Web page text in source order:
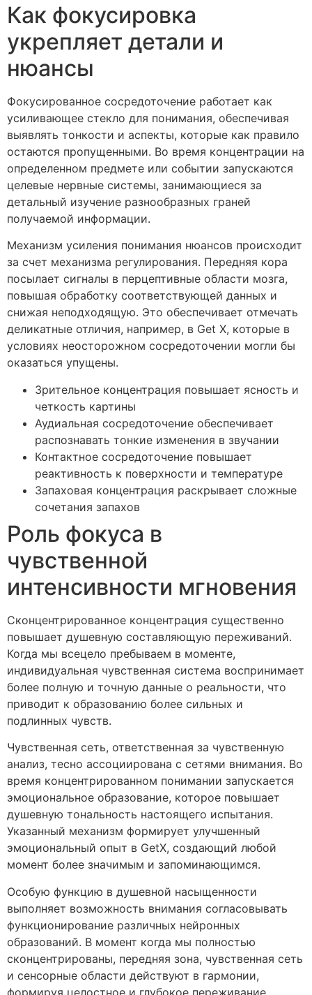
Как фокусировка
укрепляет детали и
нюансы
Фокусированное сосредоточение работает как
усиливающее стекло для понимания, обеспечивая
выявлять тонкости и аспекты, которые как правило
остаются пропущенными. Во время концентрации на
определенном предмете или событии запускаются
целевые нервные системы, занимающиеся за
детальный изучение разнообразных граней
получаемой информации.
Механизм усиления понимания нюансов происходит
за счет механизма регулирования. Передняя кора
посылает сигналы в перцептивные области мозга,
повышая обработку соответствующей данных и
снижая неподходящую. Это обеспечивает отмечать
деликатные отличия, например, в Get X, которые в
условиях неосторожном сосредоточении могли бы
оказаться упущены.
Зрительное концентрация повышает ясность и
четкость картины
Аудиальная сосредоточение обеспечивает
распознавать тонкие изменения в звучании
Контактное сосредоточение повышает
реактивность к поверхности и температуре
Запаховая концентрация раскрывает сложные
сочетания запахов
Роль фокуса в
чувственной
интенсивности мгновения
Сконцентрированное концентрация существенно
повышает душевную составляющую переживаний.
Когда мы всецело пребываем в моменте,
индивидуальная чувственная система воспринимает
более полную и точную данные о реальности, что
приводит к образованию более сильных и
подлинных чувств.
Чувственная сеть, ответственная за чувственную
анализ, тесно ассоциирована с сетями внимания. Во
время концентрированном понимании запускается
эмоциональное образование, которое повышает
душевную тональность настоящего испытания.
Указанный механизм формирует улучшенный
эмоциональный опыт в GetX, создающий любой
момент более значимым и запоминающимся.
Особую функцию в душевной насыщенности
выполняет возможность внимания согласовывать
функционирование различных нейронных
образований. В момент когда мы полностью
сконцентрированы, передняя зона, чувственная сеть
и сенсорные области действуют в гармонии,
формируя целостное и глубокое переживание.